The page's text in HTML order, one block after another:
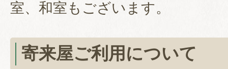
室、和室もございます。
寄来屋ご利用について